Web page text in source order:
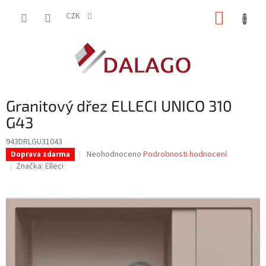
CZK
Granitový dřez ELLECI UNICO 310
G43
943DRLGU31043
Doprava zdarma
Průměrné
0,0
z
Neohodnoceno Podrobnosti hodnocení
Značka: Elleci